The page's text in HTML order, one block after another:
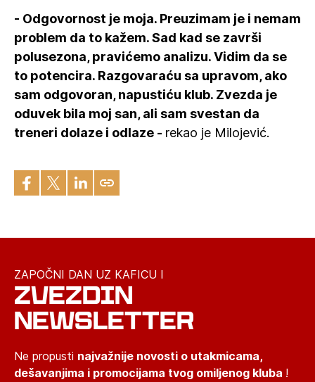
- Odgovornost je moja. Preuzimam je i nemam
problem da to kažem. Sad kad se završi
polusezona, pravićemo analizu. Vidim da se
to potencira. Razgovaraću sa upravom, ako
sam odgovoran, napustiću klub. Zvezda je
oduvek bila moj san, ali sam svestan da
treneri dolaze i odlaze - rekao je Milojević.
ZAPOČNI DAN UZ KAFICU I
ZVEZDIN
NEWSLETTER
Ne propusti najvažnije novosti o utakmicama,
dešavanjima i promocijama tvog omiljenog kluba !